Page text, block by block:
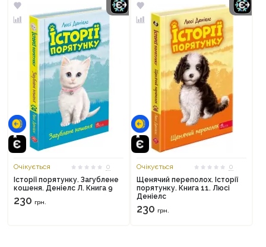
Очікується
0
Історії порятунку. Загублене
кошеня. Деніелс Л. Книга 9
230 грн.
Очікується
0
Щенячий переполох. Історії
порятунку. Книга 11. Люсі
Деніелс
230 грн.